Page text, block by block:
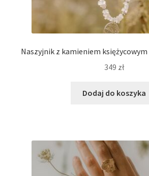
Naszyjnik z kamieniem
349 zł
Dodaj do koszyka